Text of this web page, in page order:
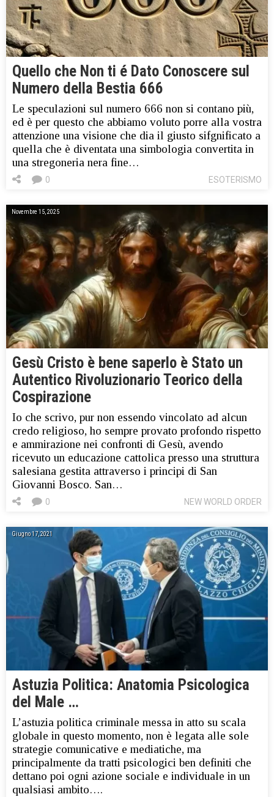
Quello che Non ti é Dato Conoscere sul
Numero della Bestia 666
Le speculazioni sul numero 666 non si contano più,
ed è per questo che abbiamo voluto porre alla vostra
attenzione una visione che dia il giusto sifgnificato a
quella che è diventata una simbologia convertita in
una stregoneria nera fine…
ESOTERISMO
0
Novembre 15, 2025
Gesù Cristo è bene saperlo è Stato un
Autentico Rivoluzionario Teorico della
Cospirazione
Io che scrivo, pur non essendo vincolato ad alcun
credo religioso, ho sempre provato profondo rispetto
e ammirazione nei confronti di Gesù, avendo
ricevuto un educazione cattolica presso una struttura
salesiana gestita attraverso i principi di San
Giovanni Bosco. San…
NEW WORLD ORDER
0
Giugno 17, 2021
Astuzia Politica: Anatomia Psicologica
del Male …
L’astuzia politica criminale messa in atto su scala
globale in questo momento, non è legata alle sole
strategie comunicative e mediatiche, ma
principalmente da tratti psicologici ben definiti che
dettano poi ogni azione sociale e individuale in un
qualsiasi ambito….